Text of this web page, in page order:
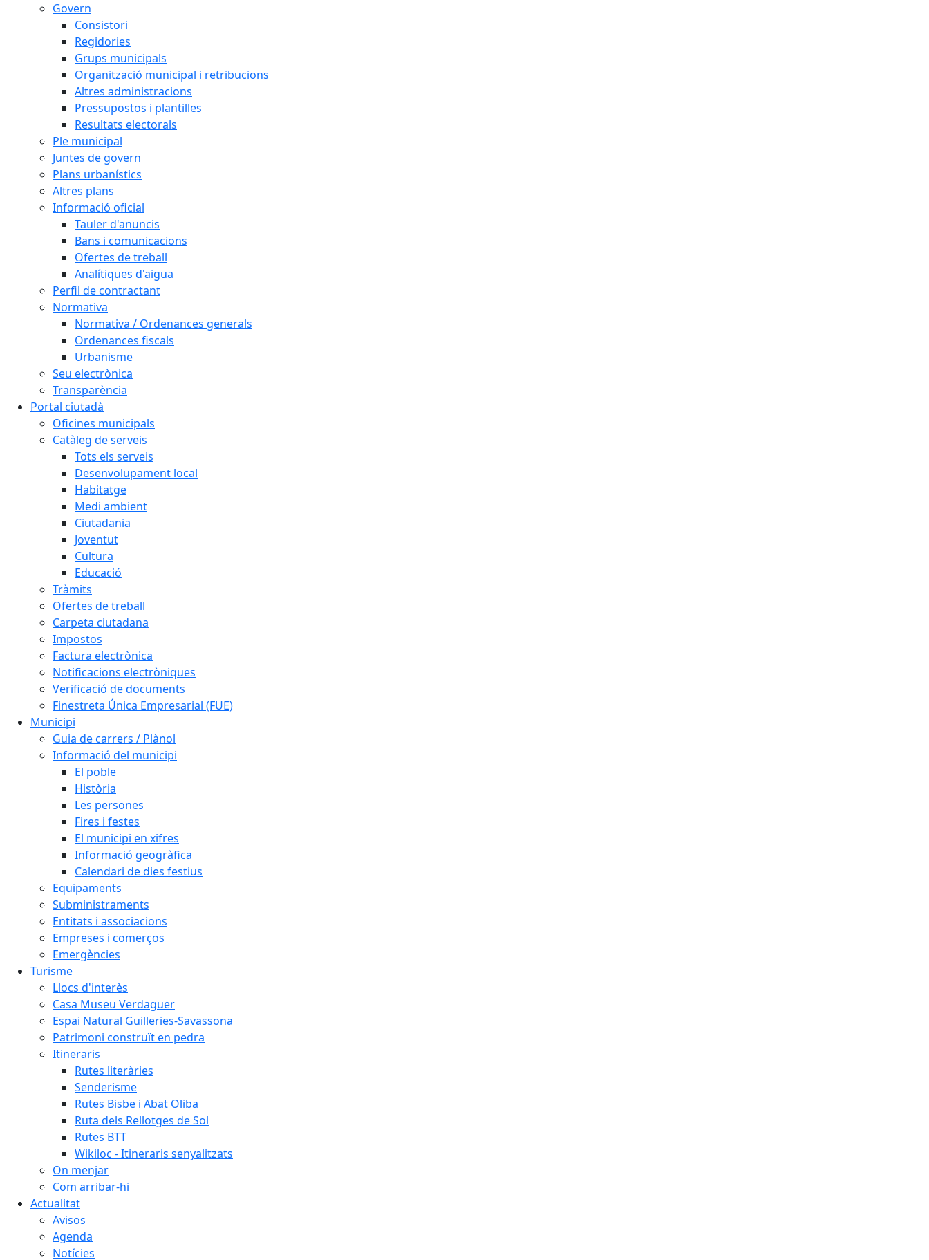
Govern
Consistori
Regidories
Grups municipals
Organització municipal i retribucions
Altres administracions
Pressupostos i plantilles
Resultats electorals
Ple municipal
Juntes de govern
Plans urbanístics
Altres plans
Informació oficial
Tauler d'anuncis
Bans i comunicacions
Ofertes de treball
Analítiques d'aigua
Perfil de contractant
Normativa
Normativa / Ordenances generals
Ordenances fiscals
Urbanisme
Seu electrònica
Transparència
Portal ciutadà
Oficines municipals
Catàleg de serveis
Tots els serveis
Desenvolupament local
Habitatge
Medi ambient
Ciutadania
Joventut
Cultura
Educació
Tràmits
Ofertes de treball
Carpeta ciutadana
Impostos
Factura electrònica
Notificacions electròniques
Verificació de documents
Finestreta Única Empresarial (FUE)
Municipi
Guia de carrers / Plànol
Informació del municipi
El poble
Història
Les persones
Fires i festes
El municipi en xifres
Informació geogràfica
Calendari de dies festius
Equipaments
Subministraments
Entitats i associacions
Empreses i comerços
Emergències
Turisme
Llocs d'interès
Casa Museu Verdaguer
Espai Natural Guilleries-Savassona
Patrimoni construït en pedra
Itineraris
Rutes literàries
Senderisme
Rutes Bisbe i Abat Oliba
Ruta dels Rellotges de Sol
Rutes BTT
Wikiloc - Itineraris senyalitzats
On menjar
Com arribar-hi
Actualitat
Avisos
Agenda
Notícies